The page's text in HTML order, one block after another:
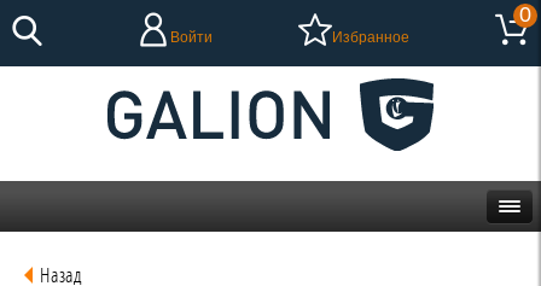
Войти Избранное
0
Назад